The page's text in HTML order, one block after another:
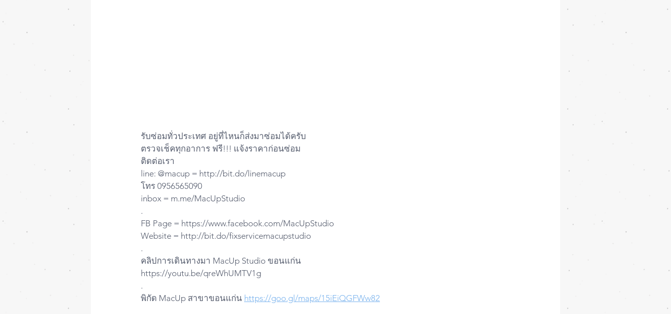
รับซ่อมทั่วประเทศ อยู่ที่ไหนก็ส่งมาซ่อมได้ครับ
ตรวจเช็คทุกอาการ ฟรี!!! แจ้งราคาก่อนซ่อม
ติดต่อเรา
line: @macup = http://bit.do/linemacup
โทร 0956565090
inbox = m.me/MacUpStudio
.
FB Page = https://www.facebook.com/MacUpStudio
Website = http://bit.do/fixservicemacupstudio
.
คลิปการเดินทางมา MacUp Studio ขอนแก่น
https://youtu.be/qreWhUMTV1g
.
พิกัด MacUp สาขาขอนแก่น https://goo.gl/maps/15iEiQGFWw82